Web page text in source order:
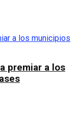
premiar a los